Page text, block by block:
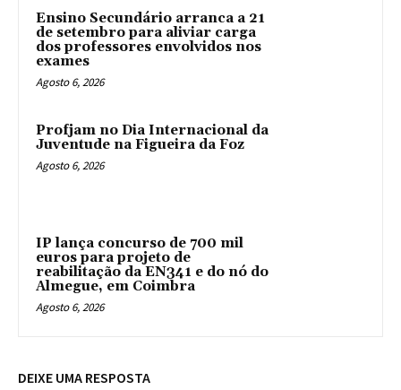
Ensino Secundário arranca a 21
de setembro para aliviar carga
dos professores envolvidos nos
exames
Agosto 6, 2026
Profjam no Dia Internacional da
Juventude na Figueira da Foz
Agosto 6, 2026
IP lança concurso de 700 mil
euros para projeto de
reabilitação da EN341 e do nó do
Almegue, em Coimbra
Agosto 6, 2026
DEIXE UMA RESPOSTA